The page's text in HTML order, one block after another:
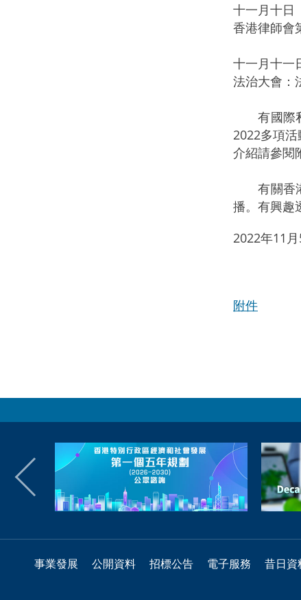
十一月十日
香港律師會
十一月十一
法治大會
有國際私
2022多項
介紹請參閱
有關香港
播。有興趣
2022年11月
附件
事業發展 公開資料 招標公告 電子服務 昔日資